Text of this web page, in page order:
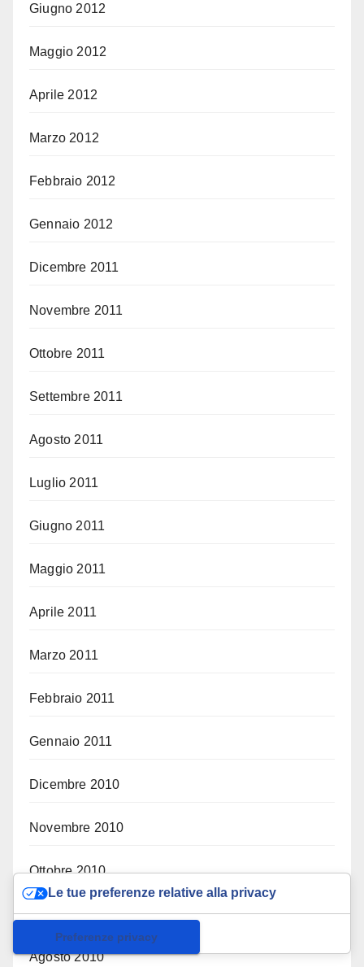
Giugno 2012
Maggio 2012
Aprile 2012
Marzo 2012
Febbraio 2012
Gennaio 2012
Dicembre 2011
Novembre 2011
Ottobre 2011
Settembre 2011
Agosto 2011
Luglio 2011
Giugno 2011
Maggio 2011
Aprile 2011
Marzo 2011
Febbraio 2011
Gennaio 2011
Dicembre 2010
Novembre 2010
Ottobre 2010
Settembre 2010
Agosto 2010
Le tue preferenze relative alla privacy
Informativa sulla raccolta